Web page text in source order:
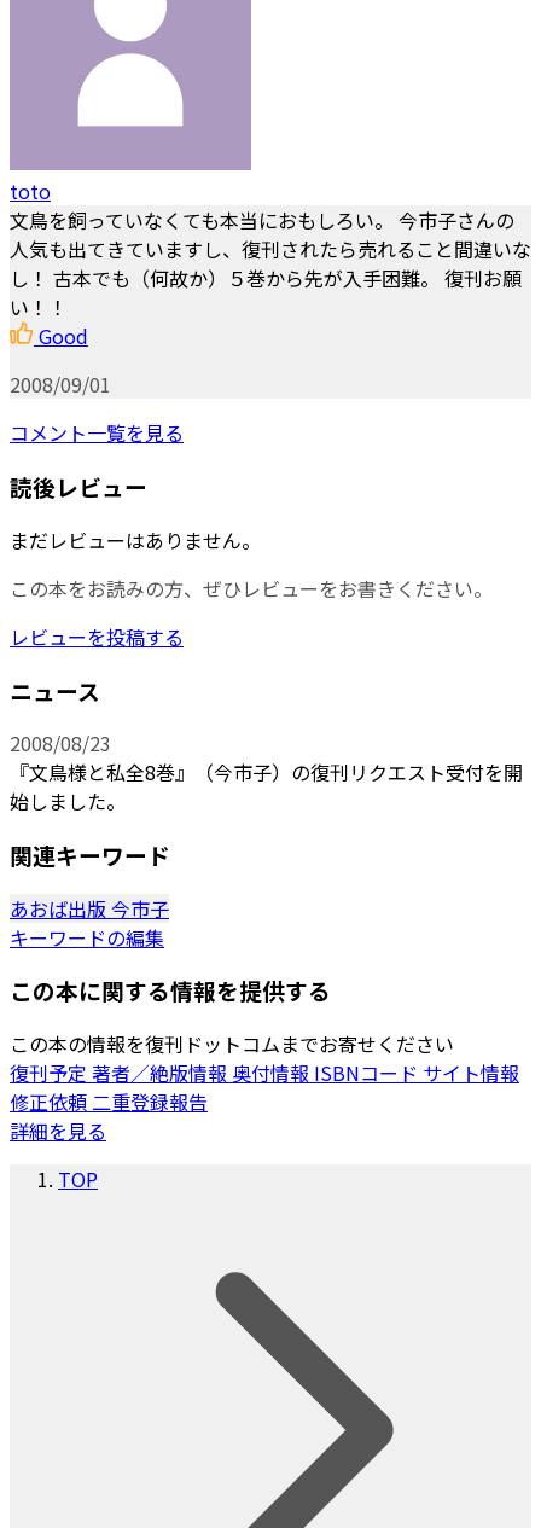
toto
文鳥を飼っていなくても本当におもしろい。 今市子さんの
人気も出てきていますし、復刊されたら売れること間違いな
し！ 古本でも（何故か）５巻から先が入手困難。 復刊お願
い！！
Good
2008/09/01
コメント一覧を見る
読後レビュー
まだレビューはありません。
この本をお読みの方、ぜひレビューをお書きください。
レビューを投稿する
ニュース
2008/08/23
『文鳥様と私全8巻』（今市子）の復刊リクエスト受付を開
始しました。
関連キーワード
あおば出版今市子
キーワードの編集
この本に関する情報を提供する
この本の情報を復刊ドットコムまでお寄せください
復刊予定 著者／絶版情報 奥付情報 ISBNコード サイト情報
修正依頼二重登録報告
詳細を見る
TOP